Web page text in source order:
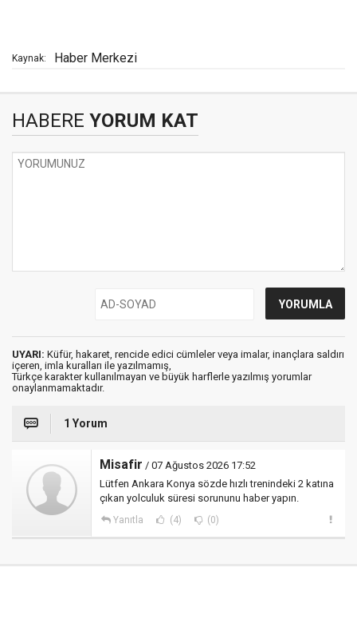
Kaynak: Haber Merkezi
HABERE YORUM KAT
UYARI: Küfür, hakaret, rencide edici cümleler veya imalar, inançlara saldırı
içeren, imla kuralları ile yazılmamış,
Türkçe karakter kullanılmayan ve büyük harflerle yazılmış yorumlar
onaylanmamaktadır.
1 Yorum
Misafir / 07 Ağustos 2026 17:52
Lütfen Ankara Konya sözde hızlı trenindeki 2 katına
çıkan yolculuk süresi sorununu haber yapın.
Yanıtla (4) (0)